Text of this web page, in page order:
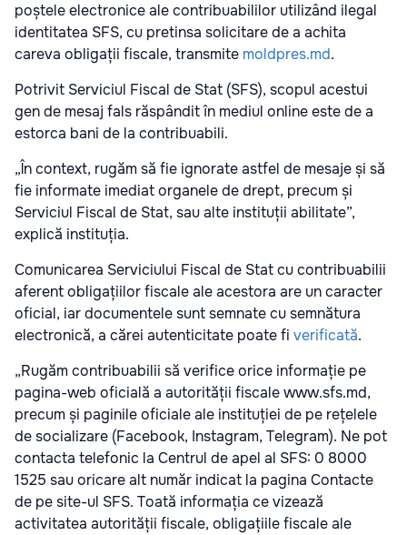
poștele electronice ale contribuabililor utilizând ilegal
identitatea SFS, cu pretinsa solicitare de a achita
careva obligații fiscale, transmite moldpres.md.
Potrivit Serviciul Fiscal de Stat (SFS), scopul acestui
gen de mesaj fals răspândit în mediul online este de a
estorca bani de la contribuabili.
„În context, rugăm să fie ignorate astfel de mesaje și să
fie informate imediat organele de drept, precum și
Serviciul Fiscal de Stat, sau alte instituții abilitate”,
explică instituția.
Comunicarea Serviciului Fiscal de Stat cu contribuabilii
aferent obligațiilor fiscale ale acestora are un caracter
oficial, iar documentele sunt semnate cu semnătura
electronică, a cărei autenticitate poate fi verificată.
„Rugăm contribuabilii să verifice orice informație pe
pagina-web oficială a autorității fiscale www.sfs.md,
precum și paginile oficiale ale instituției de pe rețelele
de socializare (Facebook, Instagram, Telegram). Ne pot
contacta telefonic la Centrul de apel al SFS: 0 8000
1525 sau oricare alt număr indicat la pagina Contacte
de pe site-ul SFS. Toată informația ce vizează
activitatea autorității fiscale, obligațiile fiscale ale